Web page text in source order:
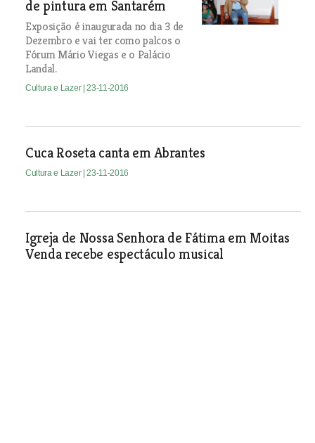
de pintura em Santarém
Exposição é inaugurada no dia 3 de
Dezembro e vai ter como palcos o
Fórum Mário Viegas e o Palácio
Landal.
Cultura e Lazer | 23-11-2016
Cuca Roseta canta em Abrantes
Cultura e Lazer | 23-11-2016
Igreja de Nossa Senhora de Fátima em Moitas
Venda recebe espectáculo musical